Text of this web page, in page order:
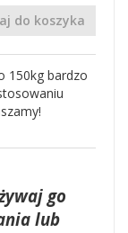
do koszyka
150kg bardzo
go
lub